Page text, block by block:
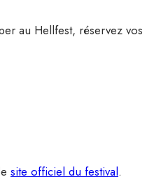
au Hellfest, réservez vos
site officiel du festival.